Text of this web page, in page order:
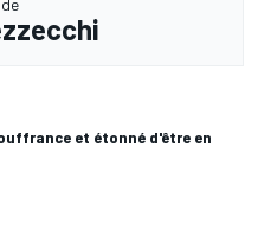
et étonné d'être en